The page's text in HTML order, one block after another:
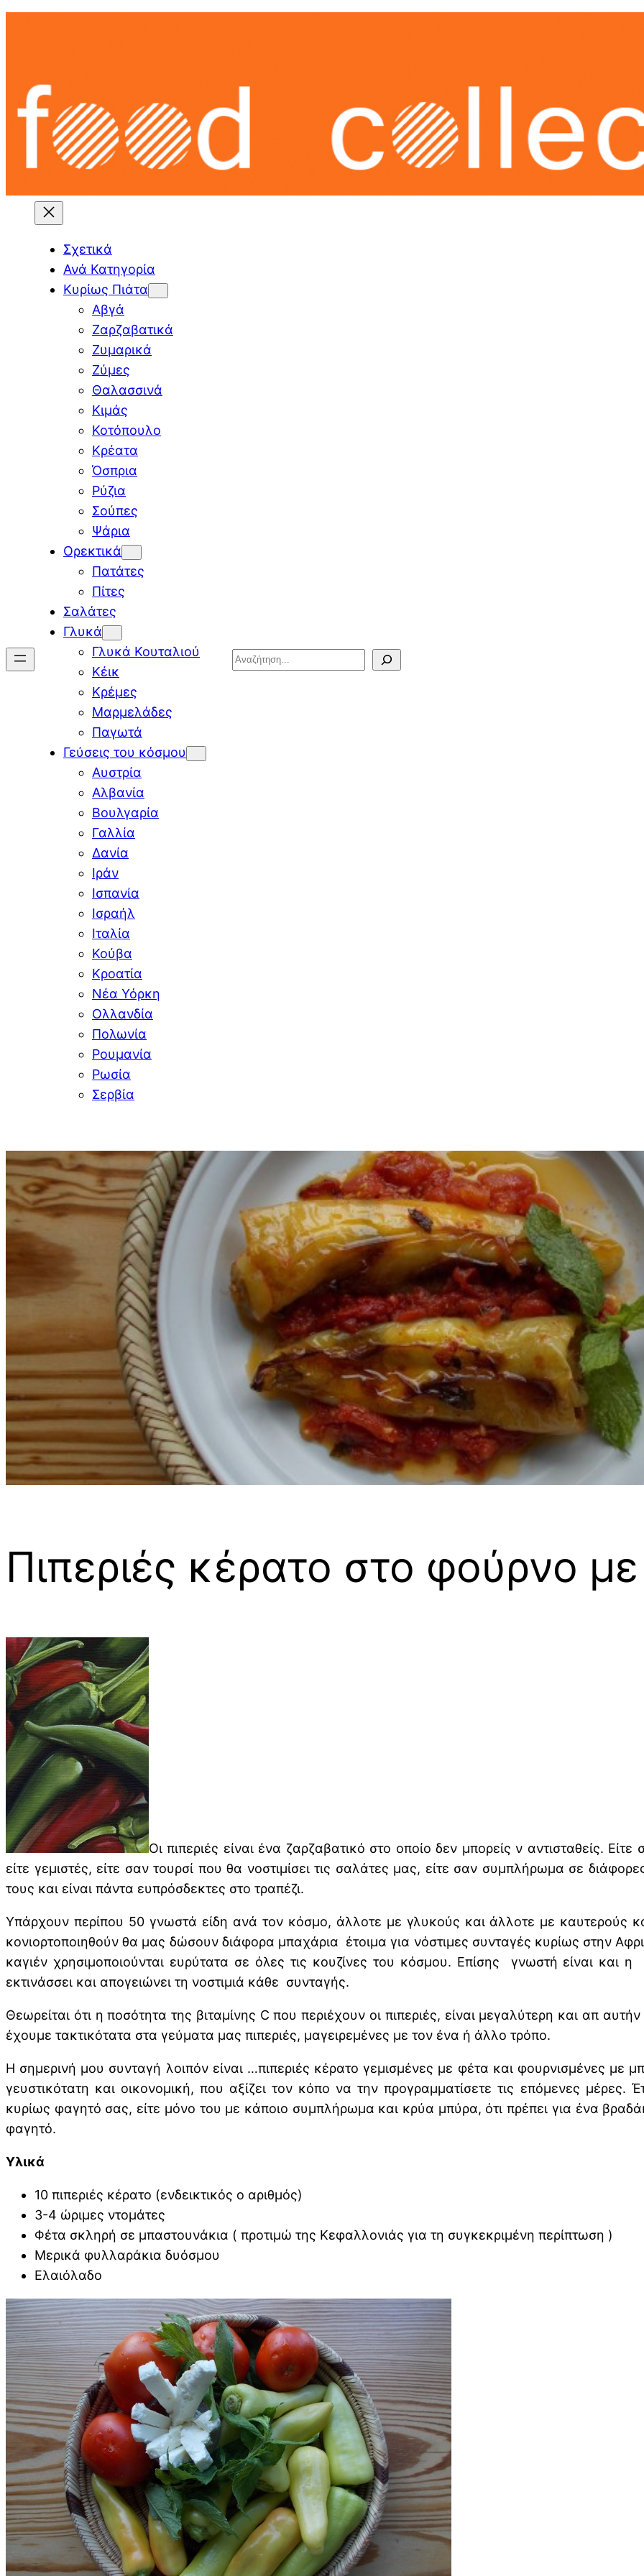
Skip
Σχετικά
Ανά Κατηγορία
Κυρίως Πιάτα
Αβγά
Ζαρζαβατικά
Ζυμαρικά
Ζύμες
Θαλασσινά
Κιμάς
Κοτόπουλο
Κρέατα
Όσπρια
Ρύζια
Σούπες
Ψάρια
Ορεκτικά
Πατάτες
Πίτες
Σαλάτες
Γλυκά
Γλυκά Κουταλιού
Κέικ
Κρέμες
Μαρμελάδες
Παγωτά
Γεύσεις του κόσμου
Αυστρία
Αλβανία
Βουλγαρία
Γαλλία
Δανία
Ιράν
Ισπανία
Ισραήλ
Ιταλία
Κούβα
Κροατία
Νέα Υόρκη
Ολλανδία
Πολωνία
Ρουμανία
Ρωσία
Σερβία
Search
Πιπεριές κέρατο στο φούρνο
Οι πιπεριές είναι ένα ζαρζαβατικό στο οποίο δεν μπορείς ν αντισταθείς.
είτε γεμιστές, είτε σαν τουρσί που θα νοστιμίσει τις σαλάτες μας, είτε σαν συμπλήρωμα σε
τους και είναι πάντα ευπρόσδεκτες στο τραπέζι.
Υπάρχουν περίπου 50 γνωστά είδη ανά τον κόσμο, άλλοτε με γλυκούς και άλλοτε με καυτερούς
κονιορτοποιηθούν θα μας δώσουν διάφορα μπαχάρια έτοιμα για νόστιμες συνταγές κυρίως στην
καγιέν χρησιμοποιούνται ευρύτατα σε όλες τις κουζίνες του κόσμου. Επίσης γνωστή είναι
εκτινάσσει και απογειώνει τη νοστιμιά κάθε συνταγής.
Θεωρείται ότι η ποσότητα της βιταμίνης C που περιέχουν οι πιπεριές, είναι μεγαλύτερη και απ
έχουμε τακτικότατα στα γεύματα μας πιπεριές, μαγειρεμένες με τον ένα ή άλλο τρόπο.
Η σημερινή μου συνταγή λοιπόν είναι …πιπεριές κέρατο γεμισμένες με φέτα και φουρνισμένες με
γευστικότατη και οικονομική, που αξίζει τον κόπο να την προγραμματίσετε τις επόμενες μέρες.
κυρίως φαγητό σας, είτε μόνο του με κάποιο συμπλήρωμα και κρύα μπύρα, ότι πρέπει για ένα
φαγητό.
Υλικά
10 πιπεριές κέρατο (ενδεικτικός ο αριθμός)
3-4 ώριμες ντομάτες
Φέτα σκληρή σε μπαστουνάκια ( προτιμώ της Κεφαλλονιάς για τη συγκεκριμένη περίπτωση )
Μερικά φυλλαράκια δυόσμου
Ελαιόλαδο